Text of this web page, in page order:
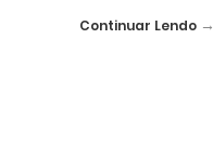
Continuar Lendo→